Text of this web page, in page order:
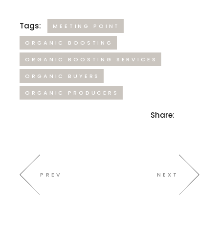
Tags: MEETING POINT
ORGANIC BOOSTING
ORGANIC BOOSTING SERVICES
ORGANIC BUYERS
ORGANIC PRODUCERS
Share:
PREV NEXT